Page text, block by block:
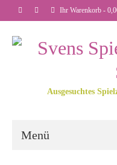
Ihr Warenkorb -
Ausgesuchtes
Menü